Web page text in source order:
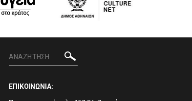
ΕΠΙΚΟΙΝΩΝΙΑ: